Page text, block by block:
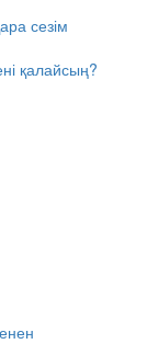
сезім
қалайсың?